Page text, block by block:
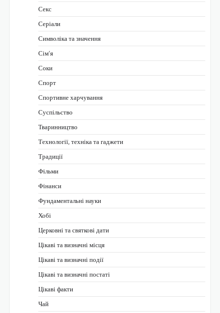
Секс
Серіали
Символіка та значення
Сім’я
Соки
Спорт
Спортивне харчування
Суспільство
Тваринництво
Технології, техніка та гаджети
Традиції
Фільми
Фінанси
Фундаментальні науки
Хобі
Церковні та святкові дати
Цікаві та визначні місця
Цікаві та визначні події
Цікаві та визначні постаті
Цікаві факти
Чай